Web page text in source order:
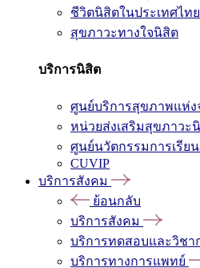
ชีวิตนิสิตในประเทศไทย
สุขภาวะทางใจนิสิต
บริการนิสิต
ศูนย์บริการสุขภาพแห่ง
หน่วยส่งเสริมสุขภาวะ
ศูนย์นวัตกรรมการเรียน
CUVIP
บริการสังคม
ย้อนกลับ
บริการสังคม
บริการทดสอบและวิชา
บริการทางการแพทย์